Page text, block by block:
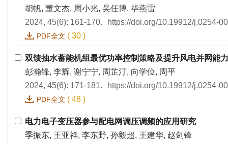
胡帆, 董文杰, 周小光, 吴任博, 毕燕雷
2024, 45(6): 161-170.
https://doi.org/10.19912/j.0254-
PDF全文 ( 30 )
双馈抽水蓄能机组最优功率控制策略及提升风电并网能
彭瀚锋, 李辉, 谢宁宁, 周芷汀, 向学位, 周平
2024, 45(6): 171-181.
https://doi.org/10.19912/j.0254-
PDF全文 ( 48 )
电力电子变压器参与配电网调压调频的应用研究
季振东, 王亚祥, 李东野, 孙毅超, 王建华, 赵剑锋